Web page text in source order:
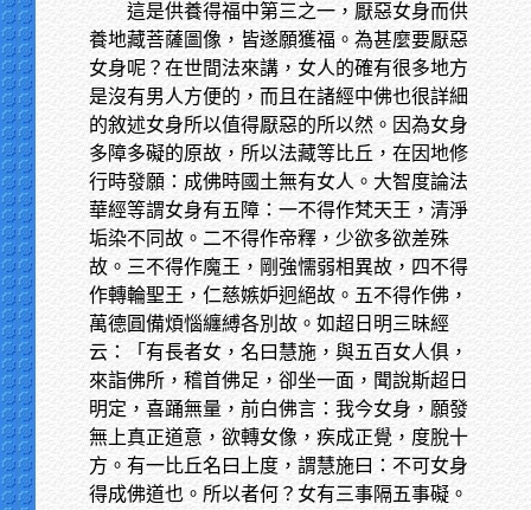
這是供養得福中第三之一，厭惡女身而供
養地藏菩薩圖像，皆遂願獲福。為甚麼要厭惡
女身呢？在世間法來講，女人的確有很多地方
是沒有男人方便的，而且在諸經中佛也很詳細
的敘述女身所以值得厭惡的所以然。因為女身
多障多礙的原故，所以法藏等比丘，在因地修
行時發願：成佛時國土無有女人。大智度論法
華經等謂女身有五障：一不得作梵天王，清淨
垢染不同故。二不得作帝釋，少欲多欲差殊
故。三不得作魔王，剛強懦弱相異故，四不得
作轉輪聖王，仁慈嫉妒迥絕故。五不得作佛，
萬德圓備煩惱纏縛各別故。如超日明三昧經
云：「有長者女，名曰慧施，與五百女人俱，
來詣佛所，稽首佛足，卻坐一面，聞說斯超日
明定，喜踊無量，前白佛言：我今女身，願發
無上真正道意，欲轉女像，疾成正覺，度脫十
方。有一比丘名曰上度，謂慧施曰：不可女身
得成佛道也。所以者何？女有三事隔五事礙。